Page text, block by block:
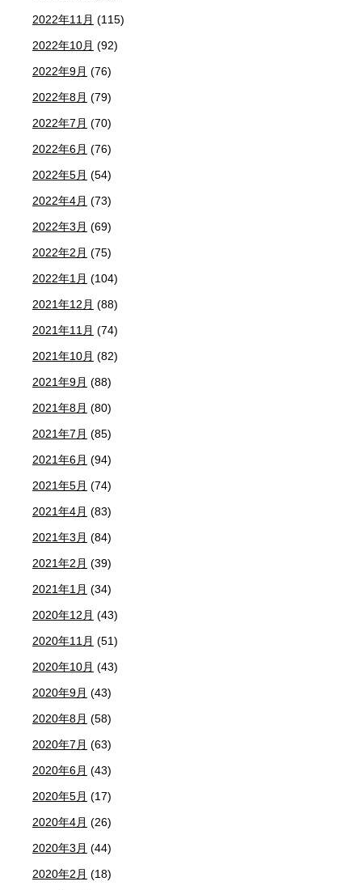
2022年11月 (115)
2022年10月 (92)
2022年9月 (76)
2022年8月 (79)
2022年7月 (70)
2022年6月 (76)
2022年5月 (54)
2022年4月 (73)
2022年3月 (69)
2022年2月 (75)
2022年1月 (104)
2021年12月 (88)
2021年11月 (74)
2021年10月 (82)
2021年9月 (88)
2021年8月 (80)
2021年7月 (85)
2021年6月 (94)
2021年5月 (74)
2021年4月 (83)
2021年3月 (84)
2021年2月 (39)
2021年1月 (34)
2020年12月 (43)
2020年11月 (51)
2020年10月 (43)
2020年9月 (43)
2020年8月 (58)
2020年7月 (63)
2020年6月 (43)
2020年5月 (17)
2020年4月 (26)
2020年3月 (44)
2020年2月 (18)